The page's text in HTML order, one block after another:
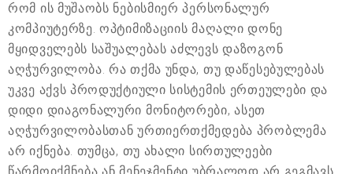
რომ ის მუშაობს ნებისმიერ პერსონალურ
კომპიუტერზე. ოპტიმიზაციის მაღალი დონე
მყიდველებს საშუალებას აძლევს დაზოგონ
აღჭურვილობა. რა თქმა უნდა, თუ დაწესებულებას
უკვე აქვს პროდუქტიული სისტემის ერთეულები და
დიდი დიაგონალური მონიტორები, ასეთ
აღჭურვილობასთან ურთიერთქმედება პრობლემა
არ იქნება. თუმცა, თუ ახალი სირთულეები